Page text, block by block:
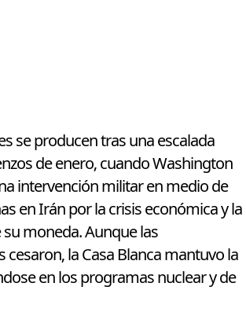
se producen tras una escalada
de enero, cuando Washington
intervención militar en medio de
en Irán por la crisis económica y la
moneda. Aunque las
la Casa Blanca mantuvo la
en los programas nuclear y de